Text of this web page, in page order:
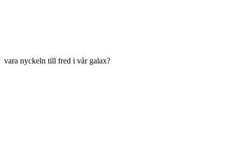
vara nyckeln till fred i vår galax?